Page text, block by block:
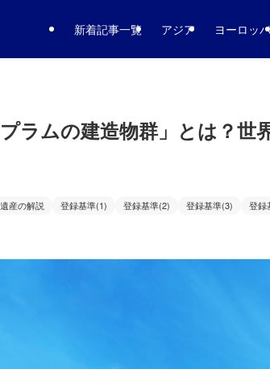
新着記事一覧 アジア ヨーロッパ
ラムの建造物群」とは？世
産の解説 登録基準(1) 登録基準(2) 登録基準(3) 登録